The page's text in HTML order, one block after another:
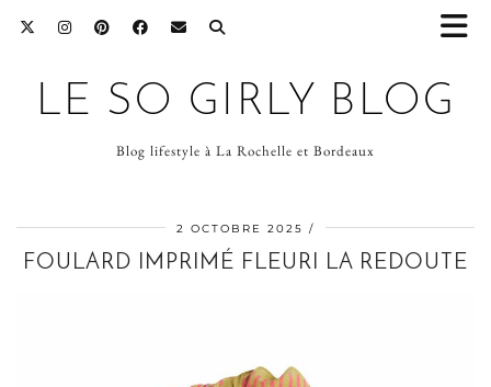
LE SO GIRLY BLOG
Blog lifestyle à La Rochelle et Bordeaux
2 OCTOBRE 2025
FOULARD IMPRIMÉ FLEURI LA REDOUTE